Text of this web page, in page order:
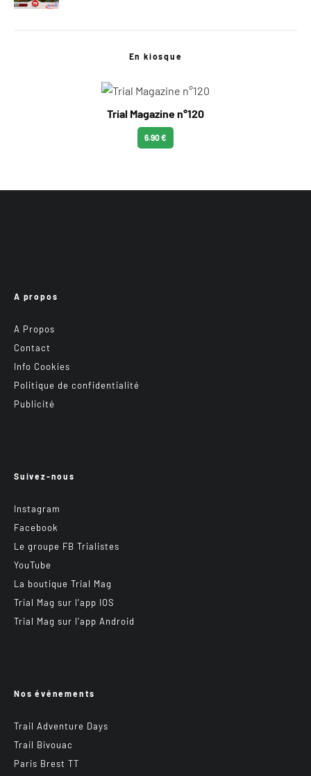
En kiosque
Trial Magazine n°120
6.90 €
A propos
A Propos
Contact
Info Cookies
Politique de confidentialité
Publicité
Suivez-nous
Instagram
Facebook
Le groupe FB Trialistes
YouTube
La boutique Trial Mag
Trial Mag sur l’app IOS
Trial Mag sur l’app Android
Nos événements
Trail Adventure Days
Trail Bivouac
Paris Brest TT